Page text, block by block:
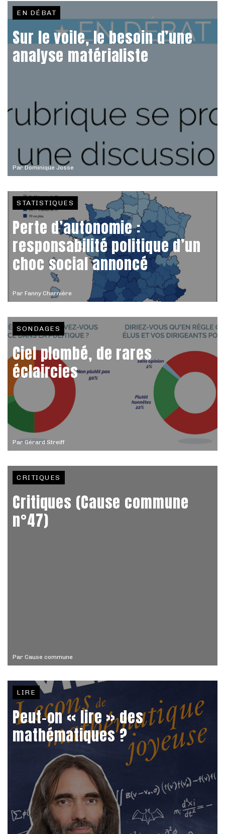
ParDominique Josse
EN DÉBAT
Sur le voile, le besoin d’une
analyse matérialiste
Par Fanny Charnière
STATISTIQUES
Perte d’autonomie :
responsabilité politique d’un
choc social annoncé
Par Gérard Streiff
SONDAGES
Ciel plombé, de rares
éclaircies
Par Cause commune
CRITIQUES
Critiques (Cause commune
n°47)
LIRE
Peut-on « lire » des
mathématiques ?